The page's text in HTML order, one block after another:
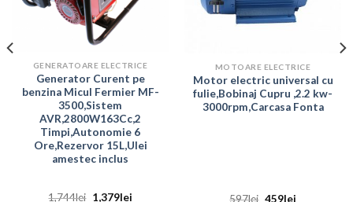
GENERATOARE ELECTRICE
Generator Curent pe
benzina Micul Fermier MF-
3500,Sistem
AVR,2800W163Cc,2
Timpi,Autonomie 6
Ore,Rezervor 15L,Ulei
amestec inclus
1,744lei Prețul
1,379leiPrețul
MOTOARE ELECTRICE
Motor electric universal cu
fulie,Bobinaj Cupru ,2.2 kw-
3000rpm,Carcasa Fonta
597lei Prețul
459leiPrețul